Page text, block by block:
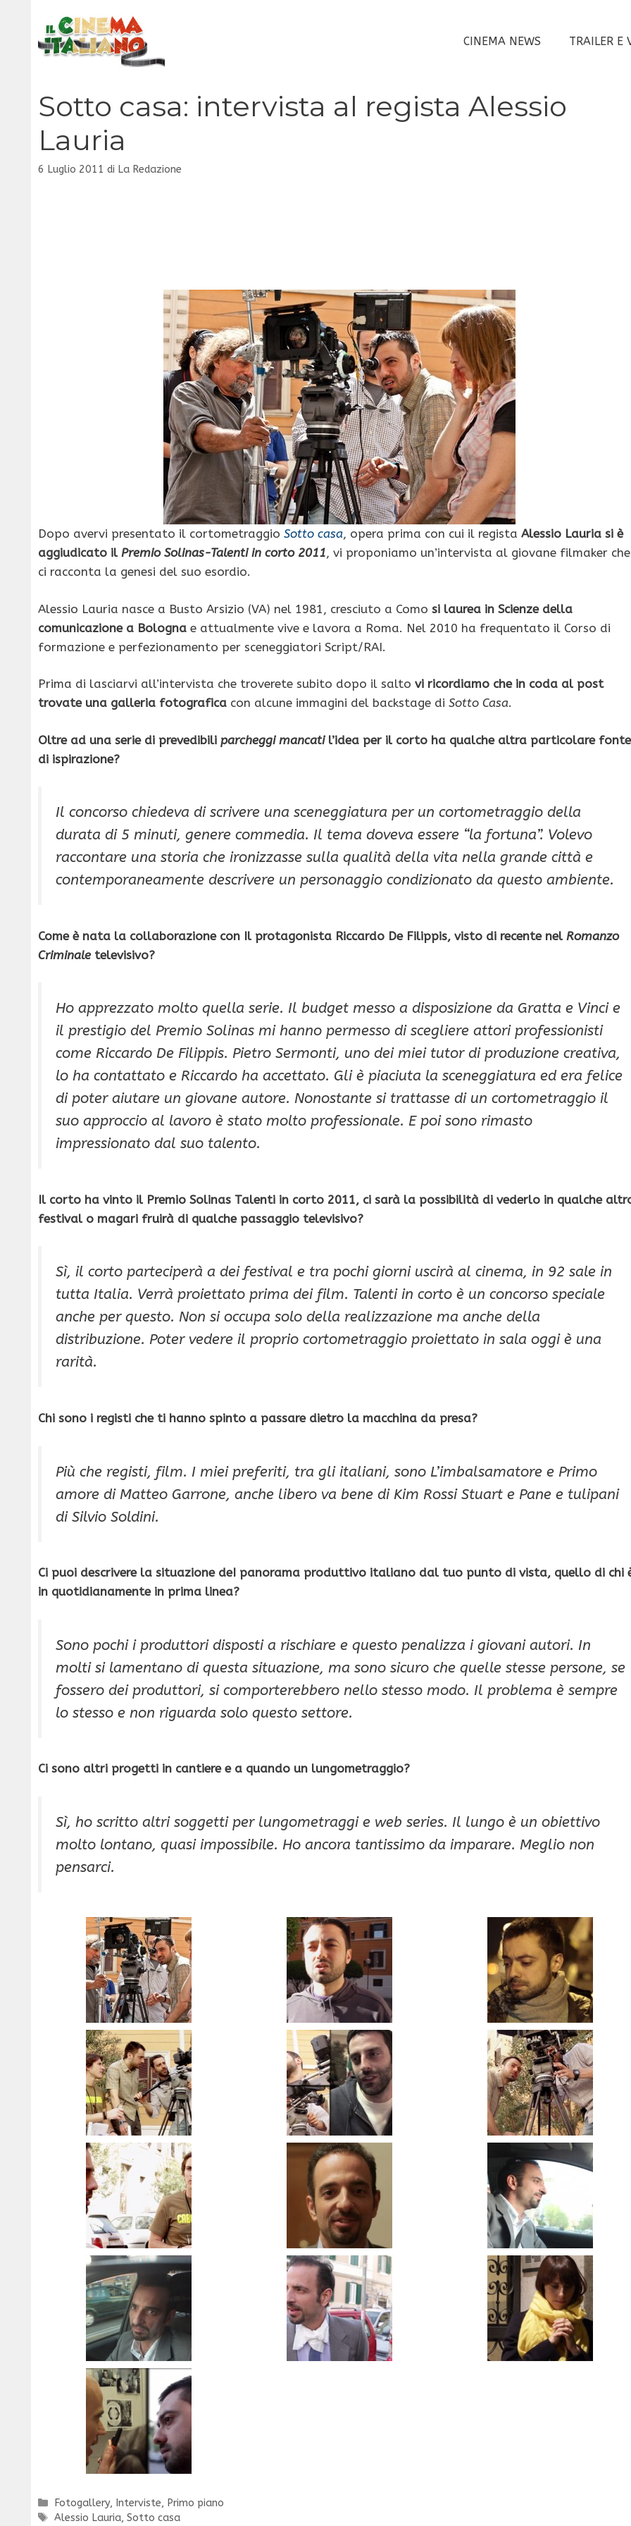
contenuto
CINEMA NEWS TRAILER E
Sotto casa: intervista al regista Alessio
Lauria
6 Luglio 2011 di La Redazione
Dopo avervi presentato il cortometraggio Sotto casa, opera prima con cui il regista Alessio Lauria si è
aggiudicato il Premio Solinas-Talenti in corto 2011, vi proponiamo un’intervista al giovane filmaker che
ci racconta la genesi del suo esordio.
Alessio Lauria nasce a Busto Arsizio (VA) nel 1981, cresciuto a Como si laurea in Scienze della
comunicazione a Bologna e attualmente vive e lavora a Roma. Nel 2010 ha frequentato il Corso di
formazione e perfezionamento per sceneggiatori Script/RAI.
Prima di lasciarvi all’intervista che troverete subito dopo il salto vi ricordiamo che in coda al post
trovate una galleria fotografica con alcune immagini del backstage di Sotto Casa.
Oltre ad una serie di prevedibili parcheggi mancatil’idea per il corto ha qualche altra particolare fonte
di ispirazione?
Il concorso chiedeva di scrivere una sceneggiatura per un cortometraggio della
durata di 5 minuti, genere commedia. Il tema doveva essere “la fortuna”. Volevo
raccontare una storia che ironizzasse sulla qualità della vita nella grande città e
contemporaneamente descrivere un personaggio condizionato da questo ambiente.
Come è nata la collaborazione con Il protagonista Riccardo De Filippis, visto di recente nel Romanzo
Criminaletelevisivo?
Ho apprezzato molto quella serie. Il budget messo a disposizione da Gratta e Vinci e
il prestigio del Premio Solinas mi hanno permesso di scegliere attori professionisti
come Riccardo De Filippis. Pietro Sermonti, uno dei miei tutor di produzione creativa,
lo ha contattato e Riccardo ha accettato. Gli è piaciuta la sceneggiatura ed era felice
di poter aiutare un giovane autore. Nonostante si trattasse di un cortometraggio il
suo approccio al lavoro è stato molto professionale. E poi sono rimasto
impressionato dal suo talento.
Il corto ha vinto il Premio Solinas Talenti in corto 2011, ci sarà la possibilità di vederlo in qualche
festival o magari fruirà di qualche passaggio televisivo?
Sì, il corto parteciperà a dei festival e tra pochi giorni uscirà al cinema, in 92 sale in
tutta Italia. Verrà proiettato prima dei film. Talenti in corto è un concorso speciale
anche per questo. Non si occupa solo della realizzazione ma anche della
distribuzione. Poter vedere il proprio cortometraggio proiettato in sala oggi è una
rarità.
Chi sono i registi che ti hanno spinto a passare dietro la macchina da presa?
Più che registi, film. I miei preferiti, tra gli italiani, sono L’imbalsamatore e Primo
amore di Matteo Garrone, anche libero va bene di Kim Rossi Stuart e Pane e tulipani
di Silvio Soldini.
Ci puoi descrivere la situazione deI panorama produttivo italiano dal tuo punto di vista, quello di chi
in quotidianamente in prima linea?
Sono pochi i produttori disposti a rischiare e questo penalizza i giovani autori. In
molti si lamentano di questa situazione, ma sono sicuro che quelle stesse persone, se
fossero dei produttori, si comporterebbero nello stesso modo. Il problema è sempre
lo stesso e non riguarda solo questo settore.
Ci sono altri progetti in cantiere e a quando un lungometraggio?
Sì, ho scritto altri soggetti per lungometraggi e web series. Il lungo è un obiettivo
molto lontano, quasi impossibile. Ho ancora tantissimo da imparare. Meglio non
pensarci.
Categorie
Fotogallery, Interviste, Primo piano
Tag
Alessio Lauria,Sotto casa